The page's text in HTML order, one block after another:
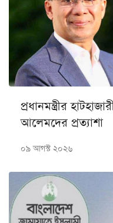
প্রধানমন্ত্রীর
আলেমদের প্রত্যাশা
০৯ আগস্ট ২০২৬